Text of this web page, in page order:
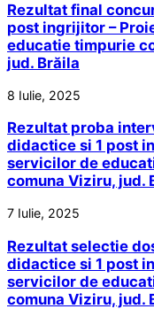
Rezultat final
post ingrijitor –
educatie timpurie
jud. Brăila
8 Iulie, 2025
Rezultat proba
didactice si 1 post
servicilor de
comuna Viziru, jud.
7 Iulie, 2025
Rezultat selectie
didactice si 1 post
servicilor de
comuna Viziru, jud.